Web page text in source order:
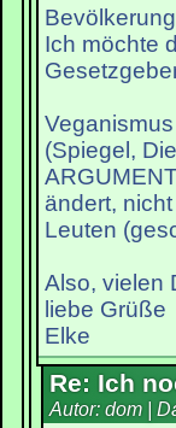
Ich möchte
(Spiegel,
ändert,
Leuten
Also, vielen
liebe Grüße
Elke
Re: Ich
Autor: dom |